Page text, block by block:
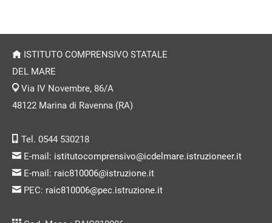
ISTITUTO COMPRENSIVO STATALE
DEL MARE
Via IV Novembre, 86/A
48122 Marina di Ravenna (RA)
Tel. 0544 530218
E-mail: istitutocomprensivo@icdelmare.istruzioneer.it
E-mail: raic810006@istruzione.it
PEC: raic810006@pec.istruzione.it